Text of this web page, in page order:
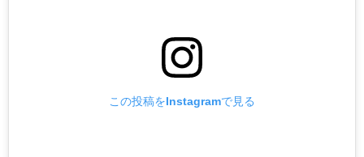
この投稿をInstagramで見る